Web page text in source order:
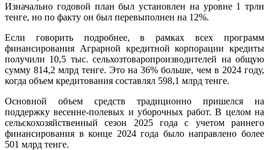
Изначально годовой план был установлен на уровне 1 трлн
тенге, но по факту он был перевыполнен на 12%.
Если говорить подробнее, в рамках всех программ
финансирования Аграрной кредитной корпорации кредиты
получили 10,5 тыс. сельхозтоваропроизводителей на общую
сумму 814,2 млрд тенге. Это на 36% больше, чем в 2024 году,
когда объем кредитования составлял 598,1 млрд тенге.
Основной объем средств традиционно пришелся на
поддержку весенне-полевых и уборочных работ. В целом на
сельскохозяйственный сезон 2025 года с учетом раннего
финансирования в конце 2024 года было направлено более
501 млрд тенге.